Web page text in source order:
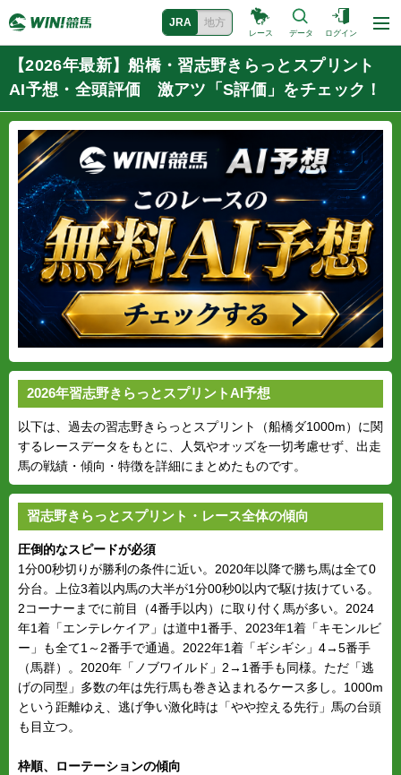
JRA 地方
レース データ ログイン
【2026年最新】船橋・習志野きらっとスプリント
AI予想・全頭評価 激アツ「S評価」をチェック！
2026年習志野きらっとスプリントAI予想
以下は、過去の習志野きらっとスプリント（船橋ダ1000m）に関
するレースデータをもとに、人気やオッズを一切考慮せず、出走
馬の戦績・傾向・特徴を詳細にまとめたものです。
習志野きらっとスプリント・レース全体の傾向
圧倒的なスピードが必須
1分00秒切りが勝利の条件に近い。2020年以降で勝ち馬は全て0
分台。上位3着以内馬の大半が1分00秒0以内で駆け抜けている。
2コーナーまでに前目（4番手以内）に取り付く馬が多い。2024
年1着「エンテレケイア」は道中1番手、2023年1着「キモンルビ
ー」も全て1～2番手で通過。2022年1着「ギシギシ」4→5番手
（馬群）。2020年「ノブワイルド」2→1番手も同様。ただ「逃
げの同型」多数の年は先行馬も巻き込まれるケース多し。1000m
という距離ゆえ、逃げ争い激化時は「やや控える先行」馬の台頭
も目立つ。
枠順、ローテーションの傾向